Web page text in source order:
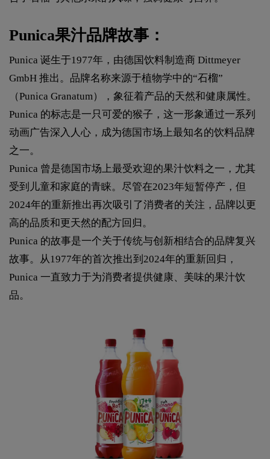
Punica果汁品牌故事：
Punica 诞生于1977年，由德国饮料制造商 Dittmeyer
GmbH 推出。品牌名称来源于植物学中的“石榴”
（Punica Granatum），象征着产品的天然和健康属性。
Punica 的标志是一只可爱的猴子，这一形象通过一系列
动画广告深入人心，成为德国市场上最知名的饮料品牌
之一。
Punica 曾是德国市场上最受欢迎的果汁饮料之一，尤其
受到儿童和家庭的青睐。尽管在2023年短暂停产，但
2024年的重新推出再次吸引了消费者的关注，品牌以更
高的品质和更天然的配方回归。
Punica 的故事是一个关于传统与创新相结合的品牌复兴
故事。从1977年的首次推出到2024年的重新回归，
Punica 一直致力于为消费者提供健康、美味的果汁饮
品。